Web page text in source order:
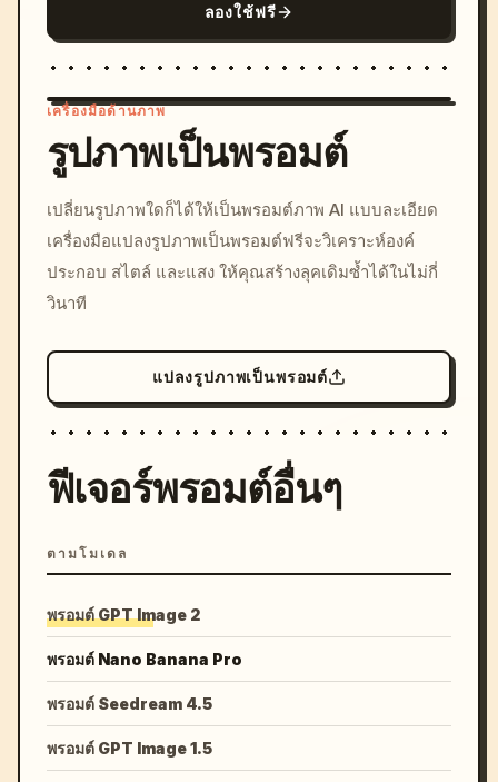
ลองใช้ฟรี
c, cyberpunk sunset, neon
colors, 8k --v 6.0
เครื่องมือด้านภาพ
รูปภาพเป็นพรอมต์
เปลี่ยนรูปภาพใดก็ได้ให้เป็นพรอมต์ภาพ AI แบบละเอียด
เครื่องมือแปลงรูปภาพเป็นพรอมต์ฟรีจะวิเคราะห์องค์
ประกอบ สไตล์ และแสง ให้คุณสร้างลุคเดิมซ้ำได้ในไม่กี่
วินาที
แปลงรูปภาพเป็นพรอมต์
ฟีเจอร์พรอมต์อื่นๆ
ตามโมเดล
พรอมต์ GPT Image 2
พรอมต์ Nano Banana Pro
พรอมต์ Seedream 4.5
พรอมต์ GPT Image 1.5